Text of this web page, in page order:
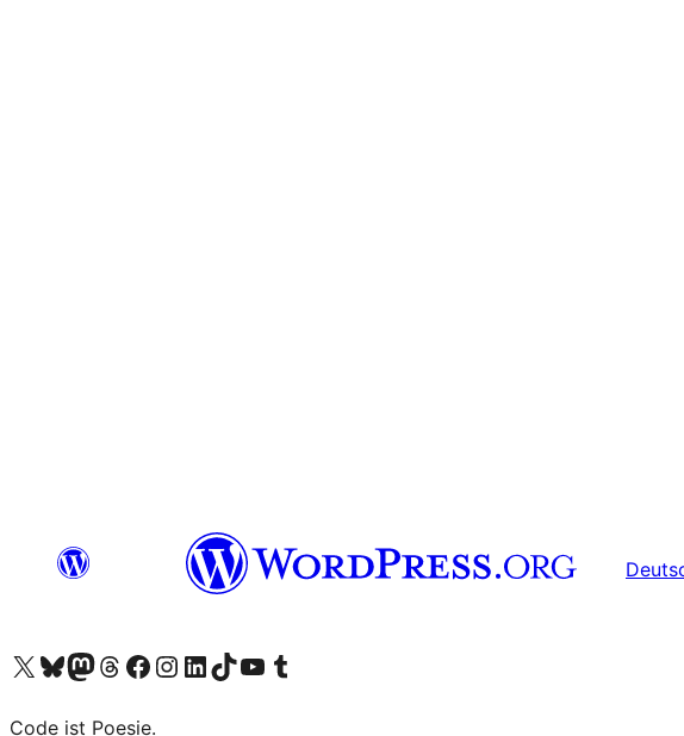
Visit our X (formerly Twitter) account
Visit our Bluesky account
Visit our Mastodon account
Visit our Threads account
Visit our Facebook page
Visit our Instagram account
Visit our LinkedIn account
Visit our TikTok account
Visit our YouTube channel
Visit our Tumblr account
Code ist Poesie.